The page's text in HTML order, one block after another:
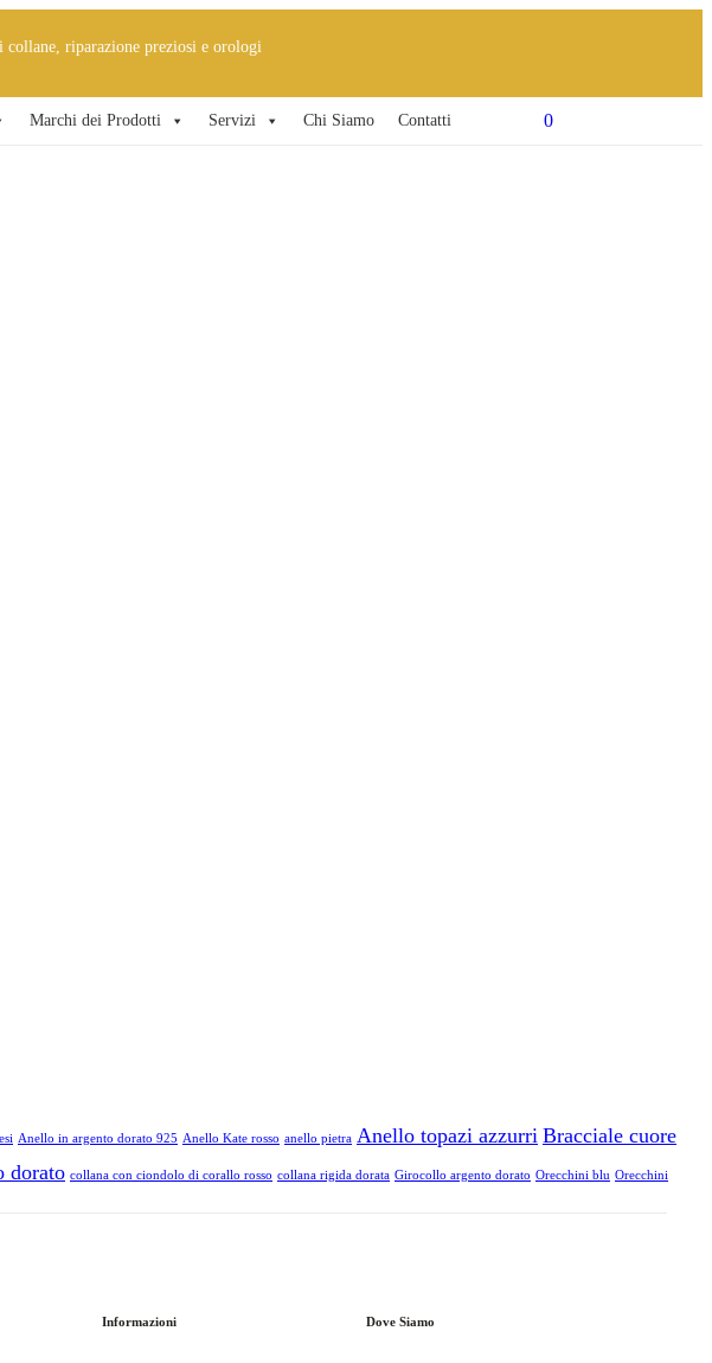
riparazione preziosi e orologi
Marchi dei Prodotti Servizi Chi Siamo Contatti 0
Anello in argento dorato 925 Anello Kate rosso anello pietra Anello topazi azzurri Bracciale cuore
dorato collana con ciondolo di corallo rosso collana rigida dorata Girocollo argento dorato Orecchini blu Orecchini
Informazioni Dove Siamo